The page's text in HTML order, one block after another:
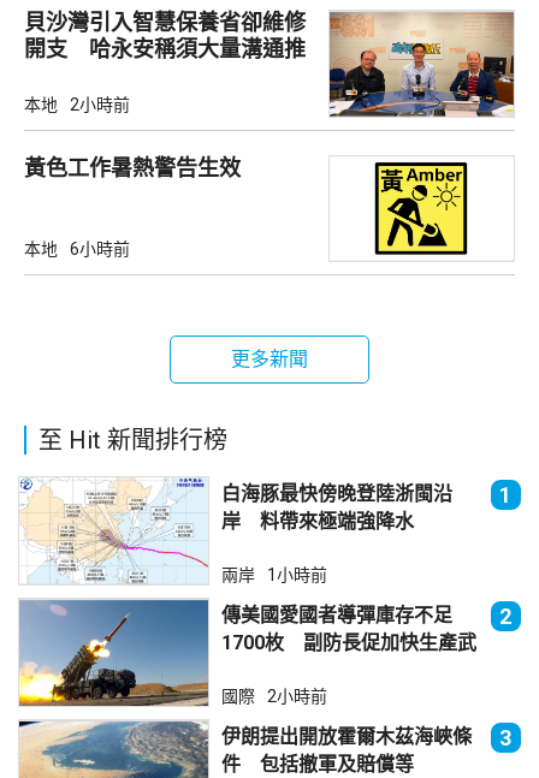
貝沙灣引入智慧保養省卻維修
開支 哈永安稱須大量溝通推
本地 2小時前
黃色工作暑熱警告生效
本地 6小時前
更多新聞
至 Hit 新聞排行榜
白海豚最快傍晚登陸浙閩沿
岸 料帶來極端強降水
1
兩岸 1小時前
傳美國愛國者導彈庫存不足
1700枚 副防長促加快生產武
2
國際 2小時前
伊朗提出開放霍爾木茲海峽條
件 包括撤軍及賠償等
3